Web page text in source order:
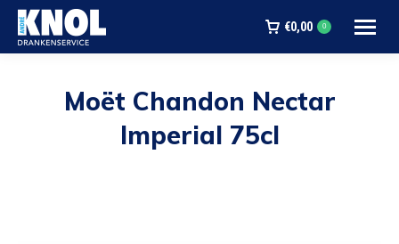
€0,00 0
Moët Chandon Nectar
Imperial 75cl